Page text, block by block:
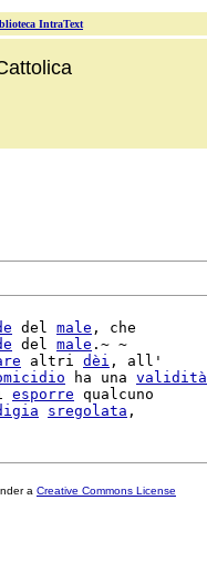
IntraText
del male , che
del male .~ ~
altri dèi , all'
ha una validità
esporre qualcuno
sregolata
a Creative Commons License